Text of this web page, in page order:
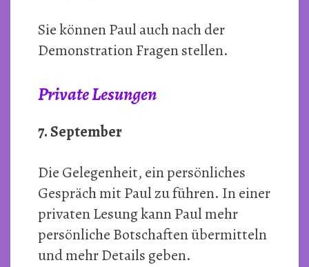
Sie können Paul auch nach der
Demonstration Fragen stellen.
Private Lesungen
7. September
Die Gelegenheit, ein persönliches
Gespräch mit Paul zu führen. In einer
privaten Lesung kann Paul mehr
persönliche Botschaften übermitteln
und mehr Details geben.